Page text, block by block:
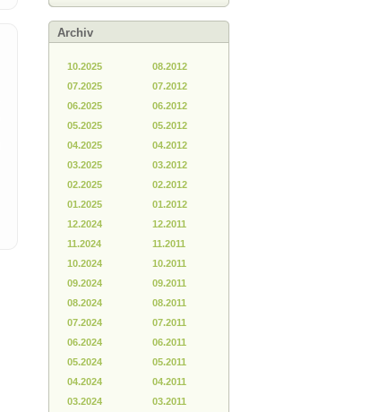
Archiv
10.2025
07.2025
06.2025
05.2025
04.2025
03.2025
02.2025
01.2025
12.2024
11.2024
10.2024
09.2024
08.2024
07.2024
06.2024
05.2024
04.2024
03.2024
08.2012
07.2012
06.2012
05.2012
04.2012
03.2012
02.2012
01.2012
12.2011
11.2011
10.2011
09.2011
08.2011
07.2011
06.2011
05.2011
04.2011
03.2011